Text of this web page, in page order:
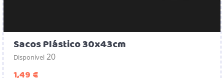
Sacos Plástico 30x43cm
Disponível 20